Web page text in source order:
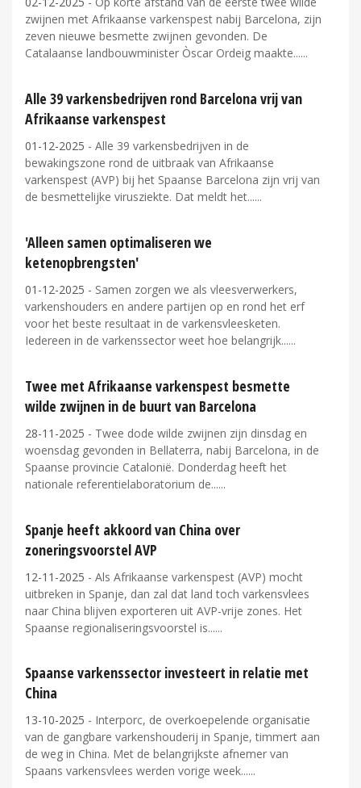
zwijnen met Afrikaanse varkenspest nabij Barcelona, zijn
zeven nieuwe besmette zwijnen gevonden. De
Catalaanse landbouwminister Òscar Ordeig maakte...
Alle 39 varkensbedrijven rond Barcelona vrij van
Afrikaanse varkenspest
01-12-2025 - Alle 39 varkensbedrijven in de
bewakingszone rond de uitbraak van Afrikaanse
varkenspest (AVP) bij het Spaanse Barcelona zijn vrij van
de besmettelijke virusziekte. Dat meldt het...
'Alleen samen optimaliseren we
ketenopbrengsten'
01-12-2025 - Samen zorgen we als vleesverwerkers,
varkenshouders en andere partijen op en rond het erf
voor het beste resultaat in de varkensvleesketen.
Iedereen in de varkenssector weet hoe belangrijk...
Twee met Afrikaanse varkenspest besmette
wilde zwijnen in de buurt van Barcelona
28-11-2025 - Twee dode wilde zwijnen zijn dinsdag en
woensdag gevonden in Bellaterra, nabij Barcelona, in de
Spaanse provincie Catalonië. Donderdag heeft het
nationale referentielaboratorium de...
Spanje heeft akkoord van China over
zoneringsvoorstel AVP
12-11-2025 - Als Afrikaanse varkenspest (AVP) mocht
uitbreken in Spanje, dan zal dat land toch varkensvlees
naar China blijven exporteren uit AVP-vrije zones. Het
Spaanse regionaliseringsvoorstel is...
Spaanse varkenssector investeert in relatie met
China
13-10-2025 - Interporc, de overkoepelende organisatie
van de gangbare varkenshouderij in Spanje, timmert aan
de weg in China. Met de belangrijkste afnemer van
Spaans varkensvlees werden vorige week...